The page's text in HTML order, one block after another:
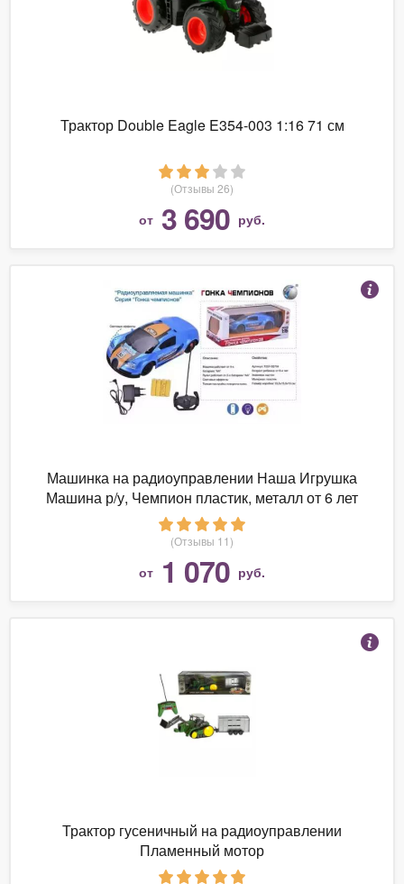
Трактор Double Eagle E354-003 1:16 71 см
(Отзывы 26)
от 3 690 руб.
Машинка на радиоуправлении Наша Игрушка
Машина р/у, Чемпион пластик, металл от 6 лет
(Отзывы 11)
от 1 070 руб.
Трактор гусеничный на радиоуправлении
Пламенный мотор